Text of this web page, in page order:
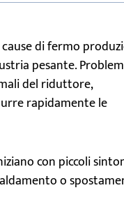
di fermo
pesante.
del riduttore,
rapidamente le
con piccoli
o